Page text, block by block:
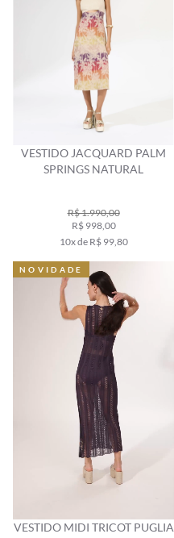
VESTIDO JACQUARD PALM
SPRINGS NATURAL
R$ 1.990,00
R$ 998,00
10x de R$ 99,80
VESTIDO MIDI TRICOT PUGLIA
NOVIDADE